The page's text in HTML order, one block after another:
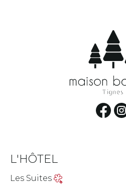
L'HÔTEL
Les Suites